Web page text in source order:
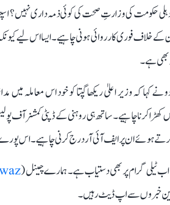
حکومت کی وزارتِ صحت کی کوئی ذمہ داری نہیں؟
خلاف فوری کارروائی ہونی چاہیے۔ ایسا اس لیے کیونکہ
بھی ہے۔
نے کہا کہ وزیر اعلیٰ ریکھا گپتا کو خود اس معاملہ
کرنا چاہیے۔ ساتھ ہی روہنی کے ڈپٹی کمشنر آف
ہوئے ان پر ایف آئی آر درج کرنی چاہیے۔ اس
اب ٹیلی گرام پر بھی دستیاب ہے۔ ہمارے چینل (
خبروں سے اپ ڈیٹ رہیں۔